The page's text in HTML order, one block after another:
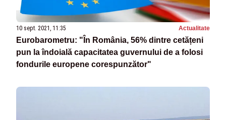
10 sept. 2021, 11:35 Actualitate
Eurobarometru: "În România, 56% dintre cetățeni
pun la îndoială capacitatea guvernului de a folosi
fondurile europene corespunzător"